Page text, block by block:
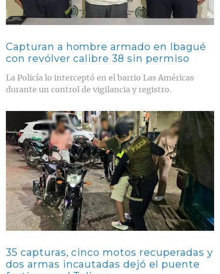
Capturan a hombre armado en Ibagué
con revólver calibre 38 sin permiso
La Policía lo interceptó en el barrio Las Américas
durante un control de vigilancia y registro.
Contenido multimedia principal
35 capturas, cinco motos recuperadas y
dos armas incautadas dejó el puente